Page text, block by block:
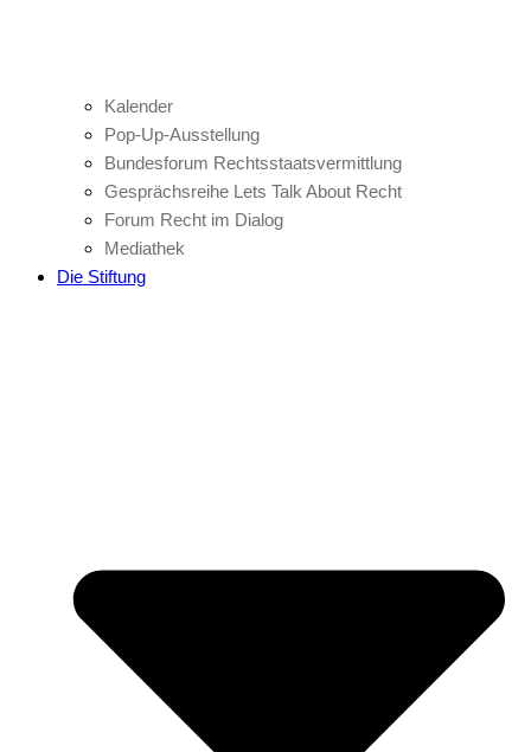
Kalender
Pop-Up-Ausstellung
Bundesforum Rechtsstaatsvermittlung
Gesprächsreihe Lets Talk About Recht
Forum Recht im Dialog
Mediathek
Die Stiftung